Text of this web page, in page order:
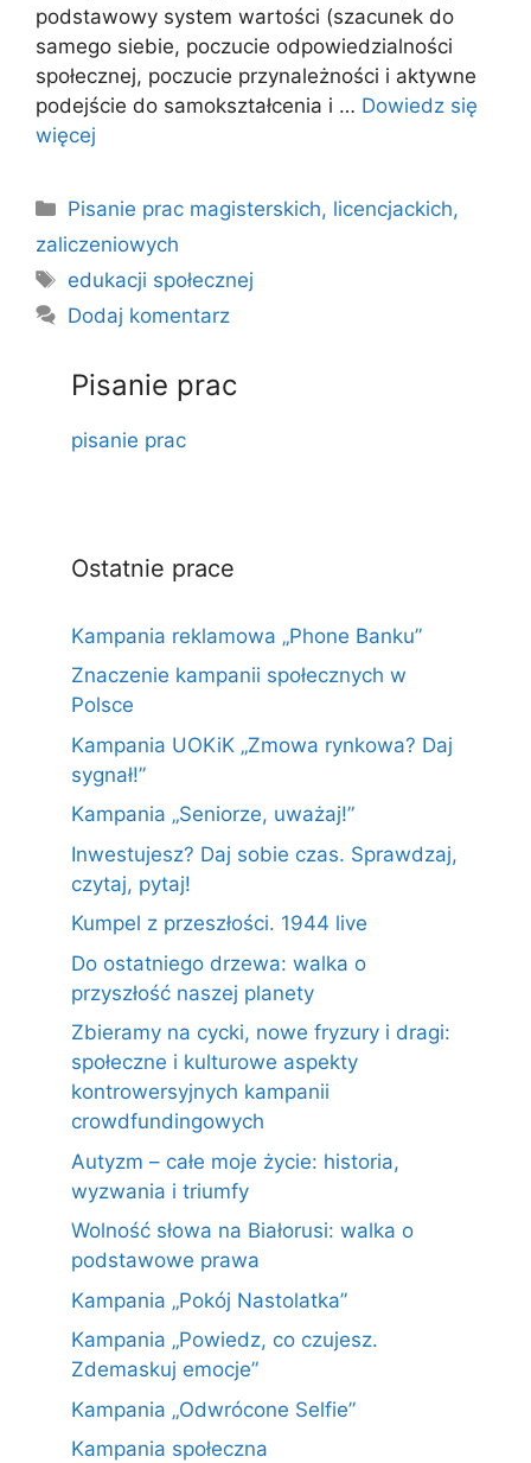
podstawowy system wartości (szacunek do
samego siebie, poczucie odpowiedzialności
społecznej, poczucie przynależności i aktywne
podejście do samokształcenia i … Dowiedz się
więcej
Kategorie
Pisanie prac magisterskich, licencjackich,
zaliczeniowych
Tagi
edukacji społecznej
Dodaj komentarz
Pisanie prac
pisanie prac
Ostatnie prace
Kampania reklamowa „Phone Banku”
Znaczenie kampanii społecznych w
Polsce
Kampania UOKiK „Zmowa rynkowa? Daj
sygnał!”
Kampania „Seniorze, uważaj!”
Inwestujesz? Daj sobie czas. Sprawdzaj,
czytaj, pytaj!
Kumpel z przeszłości. 1944 live
Do ostatniego drzewa: walka o
przyszłość naszej planety
Zbieramy na cycki, nowe fryzury i dragi:
społeczne i kulturowe aspekty
kontrowersyjnych kampanii
crowdfundingowych
Autyzm – całe moje życie: historia,
wyzwania i triumfy
Wolność słowa na Białorusi: walka o
podstawowe prawa
Kampania „Pokój Nastolatka”
Kampania „Powiedz, co czujesz.
Zdemaskuj emocje”
Kampania „Odwrócone Selfie”
Kampania społeczna